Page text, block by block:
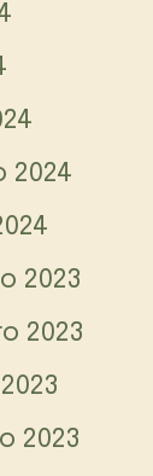
2024
2023
2023
2023